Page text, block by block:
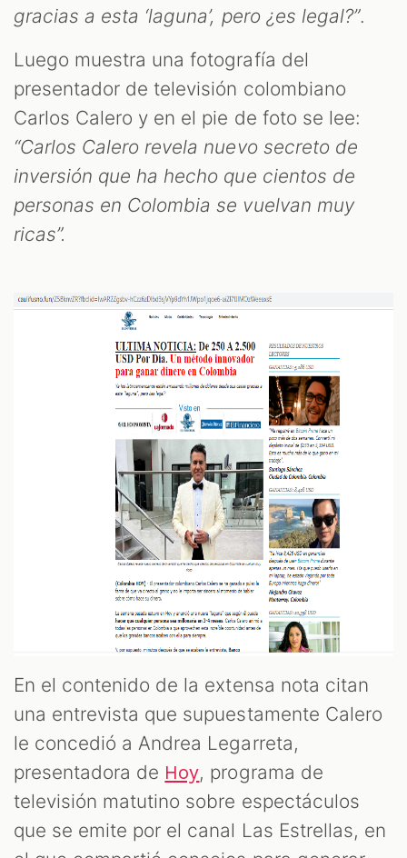
gracias a esta ‘laguna’, pero ¿es legal?”.
Luego muestra una fotografía del
presentador de televisión colombiano
Carlos Calero y en el pie de foto se lee:
“Carlos Calero revela nuevo secreto de
inversión que ha hecho que cientos de
personas en Colombia se vuelvan muy
ricas”.
En el contenido de la extensa nota citan
una entrevista que supuestamente Calero
le concedió a Andrea Legarreta,
presentadora de Hoy, programa de
televisión matutino sobre espectáculos
que se emite por el canal Las Estrellas, en